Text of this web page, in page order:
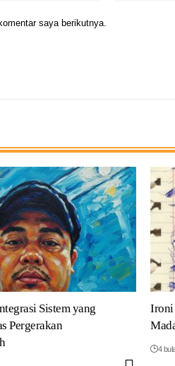
saya berikutnya.
Sistem yang
Pergerakan
Ironi
4